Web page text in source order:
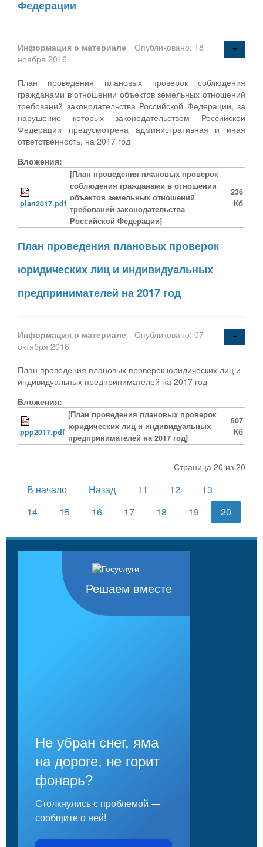
Федерации
Информация о материале
Опубликовано: 18
ноября 2016
План проведения плановых проверок соблюдения
гражданами в отношении объектов земельных отношений
требований законодательства Российской Федерации, за
нарушение которых законодательством Российской
Федерации предусмотрена административная и иная
ответственность, на 2017 год
Вложения:
plan2017.pdf
[План проведения плановых проверок
соблюдения гражданами в отношении
объектов земельных отношений
требований законодательства
Российской Федерации]
236
Кб
План проведения плановых проверок
юридических лиц и индивидуальных
предпринимателей на 2017 год
Информация о материале
Опубликовано: 07
октября 2016
План проведения плановых проверок юридических лиц и
индивидуальных предпринимателей на 2017 год
Вложения:
ppp2017.pdf
[План проведения плановых проверок
юридических лиц и индивидуальных
предпринимателей на 2017 год]
507
Кб
Страница 20 из 20
В начало Назад 11 12
13
14
15 16 17 18 19 20
Решаем вместе
Не убран снег, яма
на дороге, не горит
фонарь?
Столкнулись с проблемой —
сообщите о ней!